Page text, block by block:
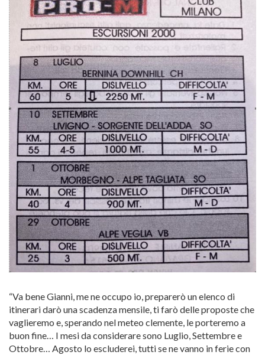
“Va bene Gianni, me ne occupo io, preparerò un elenco di
itinerari darò una scadenza mensile, ti farò delle proposte che
vaglieremo e, sperando nel meteo clemente, le porteremo a
buon fine… I mesi da considerare sono Luglio, Settembre e
Ottobre… Agosto lo escluderei, tutti se ne vanno in ferie con